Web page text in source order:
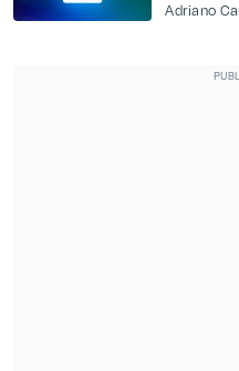
Adriano